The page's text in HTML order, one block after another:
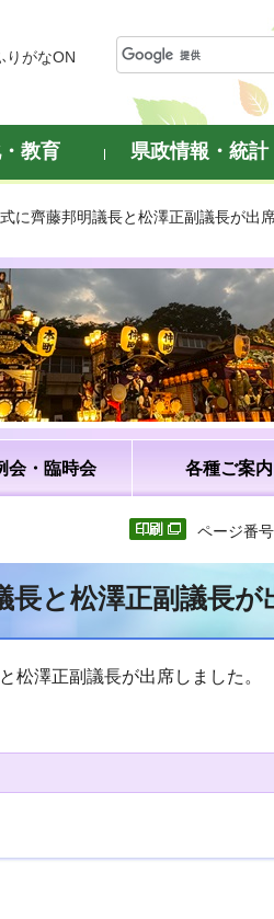
りがなON
教育 県政情報・統計
に齊藤邦明議長と松澤正副議長が出
会・臨時会 各種ご案内
ページ番
長と松澤正副議長が
松澤正副議長が出席しました。